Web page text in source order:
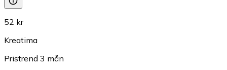
52 kr
Kreatima
Pristrend 3 mån